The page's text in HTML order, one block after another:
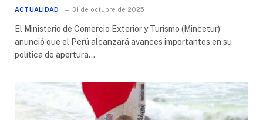
ACTUALIDAD 31 de octubre de 2025
El Ministerio de Comercio Exterior y Turismo (Mincetur)
anunció que el Perú alcanzará avances importantes en su
política de apertura…